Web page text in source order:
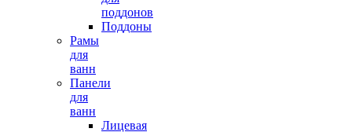
поддонов
Поддоны
Рамы
для
ванн
Панели
для
ванн
Лицевая